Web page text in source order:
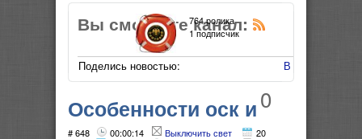
Вы смотрите канал:
Поделись новостью: В Мой Мир
764 ролика
1 подписчик
0
Особенности оск и
# 648 00:00:14 Выключить свет
20